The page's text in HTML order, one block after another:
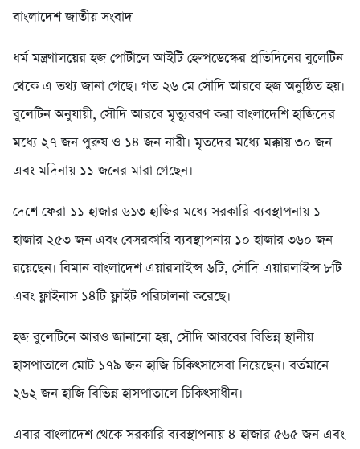
বাংলাদেশ জাতীয় সংবাদ
ধর্ম মন্ত্রণালয়ের হজ পোর্টালে আইটি হেল্পডেস্কের প্রতিদিনের বুলেটিন
থেকে এ তথ্য জানা গেছে। গত ২৬ মে সৌদি আরবে হজ অনুষ্ঠিত হয়।
বুলেটিন অনুযায়ী, সৌদি আরবে মৃত্যুবরণ করা বাংলাদেশি হাজিদের
মধ্যে ২৭ জন পুরুষ ও ১৪ জন নারী। মৃতদের মধ্যে মক্কায় ৩০ জন
এবং মদিনায় ১১ জনের মারা গেছেন।
দেশে ফেরা ১১ হাজার ৬১৩ হাজির মধ্যে সরকারি ব্যবস্থাপনায় ১
হাজার ২৫৩ জন এবং বেসরকারি ব্যবস্থাপনায় ১০ হাজার ৩৬০ জন
রয়েছেন। বিমান বাংলাদেশ এয়ারলাইন্স ৬টি, সৌদি এয়ারলাইন্স ৮টি
এবং ফ্লাইনাস ১৪টি ফ্লাইট পরিচালনা করেছে।
হজ বুলেটিনে আরও জানানো হয়, সৌদি আরবের বিভিন্ন স্থানীয়
হাসপাতালে মোট ১৭৯ জন হাজি চিকিৎসাসেবা নিয়েছেন। বর্তমানে
২৬২ জন হাজি বিভিন্ন হাসপাতালে চিকিৎসাধীন।
এবার বাংলাদেশ থেকে সরকারি ব্যবস্থাপনায় ৪ হাজার ৫৬৫ জন এবং